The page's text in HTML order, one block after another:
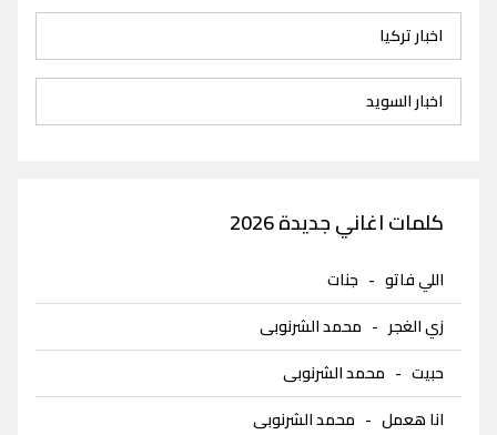
اخبار تركيا
اخبار السويد
كلمات اغاني جديدة 2026
اللي فاتو - جنات
زي الغجر - محمد الشرنوبى
حبيت - محمد الشرنوبى
انا هعمل - محمد الشرنوبى